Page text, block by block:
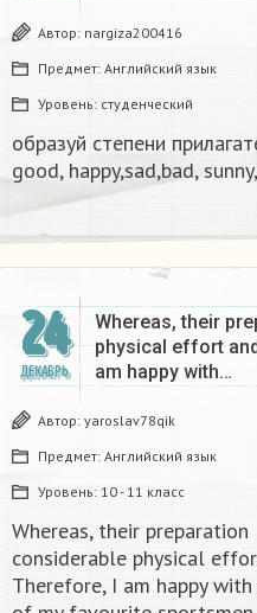
Автор: nargiza200416
Предмет: Английский язык
Уровень: студенческий
образуй степени
good, happy,sad,bad,
24
ДЕКАБРЬ
Whereas, their
physical effort
am happy with…
Автор: yaroslav78qik
Предмет: Английский язык
Уровень: 10 - 11 класс
Whereas, their preparation
considerable physical
Therefore, I am happy